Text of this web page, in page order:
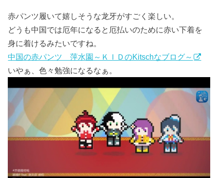
赤パンツ履いて嬉しそうな龙牙がすごく楽しい。
どうも中国では厄年になると厄払いのために赤い下着を
身に着けるみたいですね。
中国の赤パンツ 萍水園～ＫＩＤのKitschなブログ～
いやぁ、色々勉強になるなぁ。